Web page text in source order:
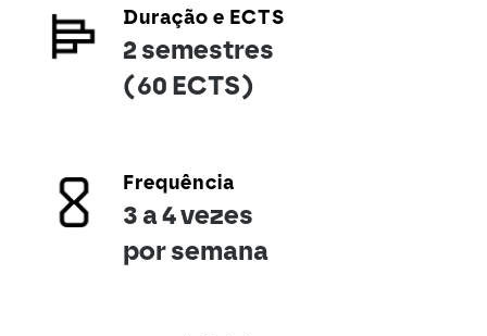
Duração e ECTS
2 semestres
(60 ECTS)
Frequência
3 a 4 vezes
por semana